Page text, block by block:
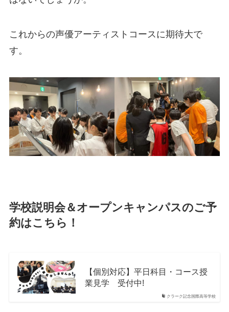
これからの声優アーティストコースに期待大で
す。
学校説明会＆オープンキャンパスのご予
約はこちら！
クラーク記念国際高等学校
【個別対応】平日科目・コース授
業見学 受付中!